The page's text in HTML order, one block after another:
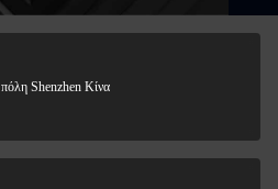
Shenzhen Κίνα